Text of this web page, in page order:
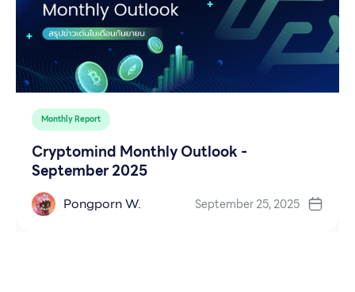
Monthly Report
Cryptomind Monthly Outlook -
September 2025
Pongporn W. September 25, 2025